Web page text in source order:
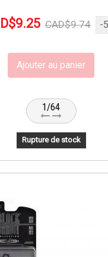
CAD$9.74 -
Ajouter au panier
1/64
Rupture de stock